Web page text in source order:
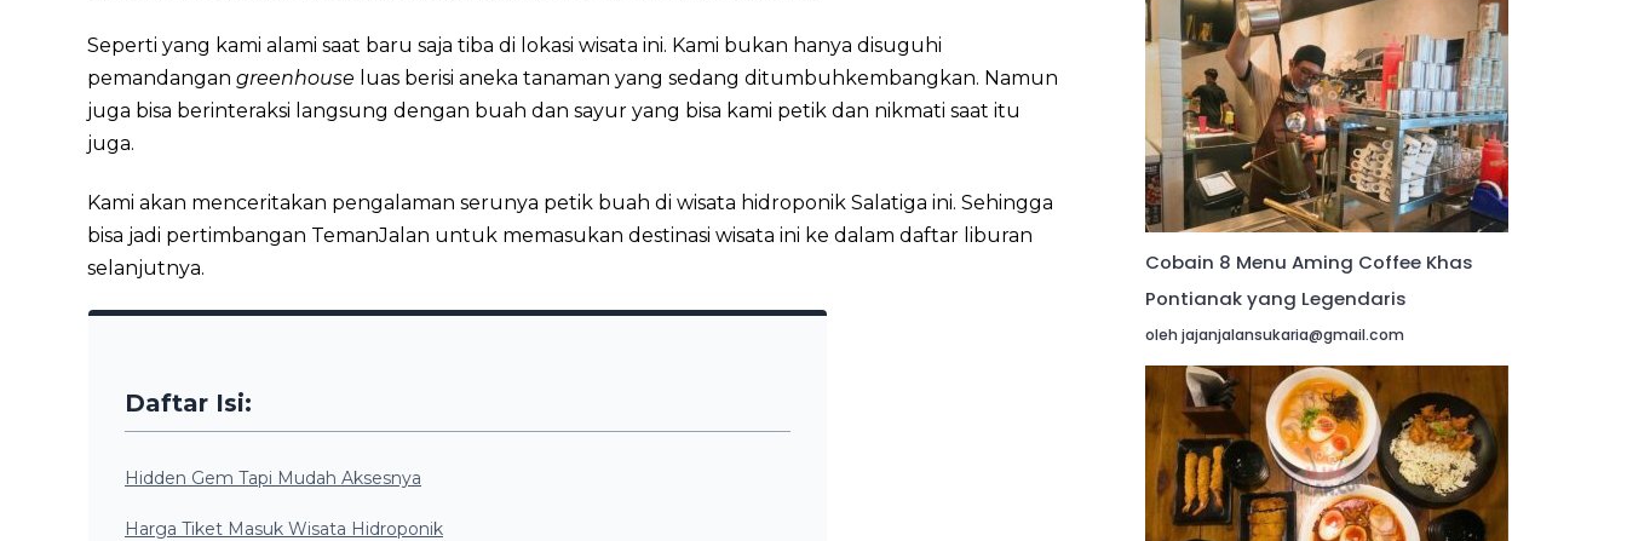
Seperti yang kami alami saat baru saja tiba di lokasi wisata ini. Kami bukan hanya disuguhi
pemandangan greenhouse luas berisi aneka tanaman yang sedang ditumbuhkembangkan. Namun
juga bisa berinteraksi langsung dengan buah dan sayur yang bisa kami petik dan nikmati saat itu
juga.
Kami akan menceritakan pengalaman serunya petik buah di wisata hidroponik Salatiga ini. Sehingga
bisa jadi pertimbangan TemanJalan untuk memasukan destinasi wisata ini ke dalam daftar liburan
selanjutnya.
Daftar Isi:
Hidden Gem Tapi Mudah Aksesnya
Harga Tiket Masuk Wisata Hidroponik
Cobain 8 Menu Aming Coffee Khas
Pontianak yang Legendaris
oleh jajanjalansukaria@gmail.com